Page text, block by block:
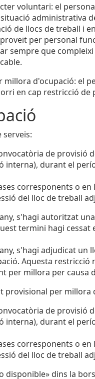
voluntari: el
administrativa
de llocs de treball i
per personal
sempre que
d'ocupació: el
en cap restricció de
de provisió
durant el
corresponents o
del lloc de treball
s'hagi autoritzat
termini hagi cessat
s'hagi adjudicat un
Aquesta restricció
per millora per causa
provisional per millora
de provisió
durant el
corresponents o
del lloc de treball
disponible» dins la